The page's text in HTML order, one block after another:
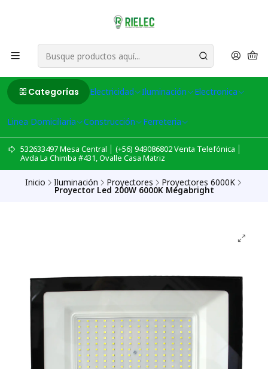
Categorías Electricidad Iluminación Electronica
Linea Domiciliaria Construcción Ferreteria
532633497 Mesa Central │ (+56) 949086802 Venta Telefónica │
Avda La Chimba #431, Ovalle Casa Matriz
Inicio Iluminación Proyectores Proyectores 6000K
Proyector Led 200W 6000K Megabright